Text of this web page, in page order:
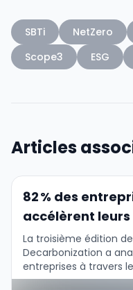
SBTi NetZero
Scope3
ESG
Articles
82 % des
accélèrent
La troisième édition
Decarbonization a
entreprises à travers
Malgré le récit selon